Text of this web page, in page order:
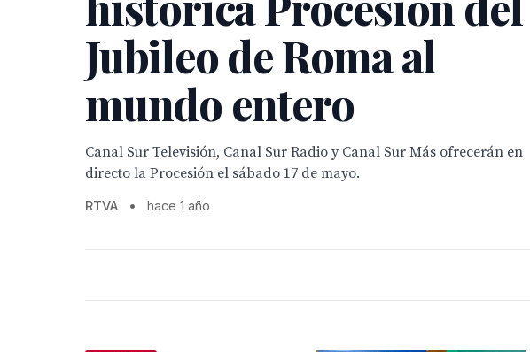
Jubileo de Roma al
mundo entero
Canal Sur Televisión, Canal Sur Radio y Canal Sur Más ofrecerán en
directo la Procesión el sábado 17 de mayo.
RTVA • hace 1 año